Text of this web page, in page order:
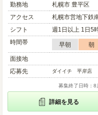
勤務地
札幌市 豊平区
アクセス
札幌市営地下鉄
シフト
週1日以上 1日5
時間帯
早朝 朝
面接地
応募先
ダイイチ 平岸店
募集終了日時：8
詳細を見る